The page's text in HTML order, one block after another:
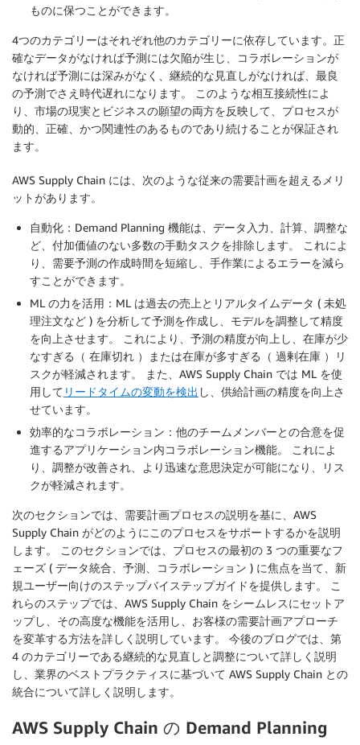
ものに保つことができます。
4つのカテゴリーはそれぞれ他のカテゴリーに依存しています。正
確なデータがなければ予測には欠陥が生じ、コラボレーションが
なければ予測には深みがなく、継続的な見直しがなければ、最良
の予測でさえ時代遅れになります。 このような相互接続性によ
り、市場の現実とビジネスの願望の両方を反映して、プロセスが
動的、正確、かつ関連性のあるものであり続けることが保証され
ます。
AWS Supply Chain には、次のような従来の需要計画を超えるメリ
ットがあります。
自動化：Demand Planning 機能は、データ入力、計算、調整な
ど、付加価値のない多数の手動タスクを排除します。 これによ
り、需要予測の作成時間を短縮し、手作業によるエラーを減ら
すことができます。
ML の力を活用：ML は過去の売上とリアルタイムデータ ( 未処
理注文など ) を分析して予測を作成し、モデルを調整して精度
を向上させます。 これにより、予測の精度が向上し、在庫が少
なすぎる（ 在庫切れ ）または在庫が多すぎる（ 過剰在庫 ）リ
スクが軽減されます。 また、AWS Supply Chain では ML を使
用して リードタイムの変動を検出 し、供給計画の精度を向上さ
せています。
効率的なコラボレーション：他のチームメンバーとの合意を促
進するアプリケーション内コラボレーション機能。 これによ
り、調整が改善され、より迅速な意思決定が可能になり、リス
クが軽減されます。
次のセクションでは、需要計画プロセスの説明を基に、AWS
Supply Chain がどのようにこのプロセスをサポートするかを説明
します。 このセクションでは、プロセスの最初の 3 つの重要なフ
ェーズ ( データ統合、予測、コラボレーション ) に焦点を当て、新
規ユーザー向けのステップバイステップガイドを提供します。 こ
れらのステップでは、AWS Supply Chain をシームレスにセットア
ップし、その高度な機能を活用し、お客様の需要計画アプローチ
を変革する方法を詳しく説明しています。 今後のブログでは、第
4 のカテゴリーである継続的な見直しと調整について詳しく説明
し、業界のベストプラクティスに基づいて AWS Supply Chain との
統合について詳しく説明します。
AWS Supply Chain の Demand Planning